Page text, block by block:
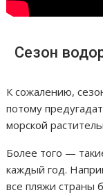
Сезон
К сожалению,
потому
морской
Более того —
каждый год.
все пляжи страны